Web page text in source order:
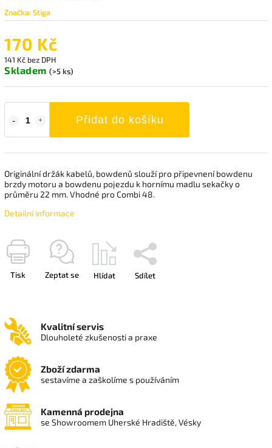
Značka:Stiga
170 Kč
141 Kč bez DPH
Skladem (>5 ks)
Přidat do košíku
Originální držák kabelů, bowdenů slouží pro připevnení bowdenu
brzdy motoru a bowdenu pojezdu k hornímu madlu sekačky o
průměru 22 mm. Vhodné pro Combi 48.
Detailní informace
Tisk Zeptat se Hlídat Sdílet
Kvalitní servis
Dlouholeté zkušenosti a praxe
Zboží zdarma
sestavíme a zaškolíme s používáním
Kamenná prodejna
se Showroomem Uherské Hradiště, Vésky